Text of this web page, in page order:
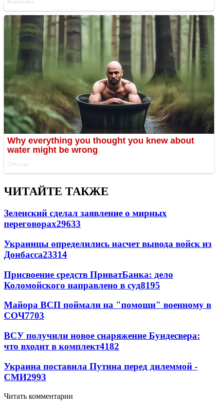
ЧИТАЙТЕ ТАКЖЕ
Зеленский сделал заявление о мирных
переговорах29633
Украинцы определились насчет вывода войск из
Донбасса23314
Присвоение средств ПриватБанка: дело
Коломойского направлено в суд8195
Майора ВСП поймали на "помощи" военному в
СОЧ7703
ВСУ получили новое снаряжение Бундесвера:
что входит в комплект4182
Украина поставила Путина перед дилеммой -
СМИ2993
Читать комментарии